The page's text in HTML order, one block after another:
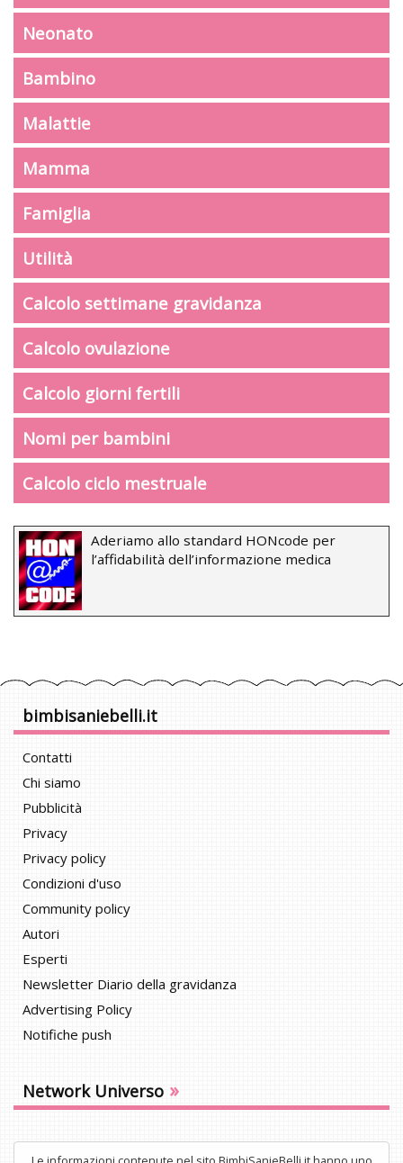
Neonato
Bambino
Malattie
Mamma
Famiglia
Utilità
Calcolo settimane gravidanza
Calcolo ovulazione
Calcolo giorni fertili
Nomi per bambini
Calcolo ciclo mestruale
Aderiamo allo standard HONcode per
l’affidabilità dell’informazione medica
bimbisaniebelli.it
Contatti
Chi siamo
Pubblicità
Privacy
Privacy policy
Condizioni d'uso
Community policy
Autori
Esperti
Newsletter Diario della gravidanza
Advertising Policy
Notifiche push
Network Universo »